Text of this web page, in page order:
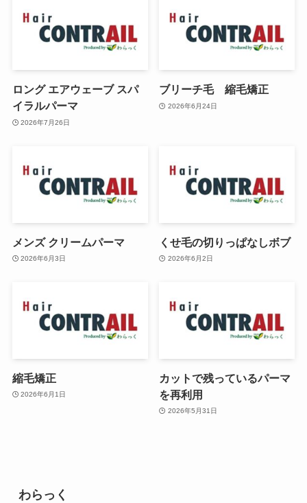
ロング エアウェーブ スパ
イラルパーマ
2026年7月26日
ブリーチ毛 縮毛矯正
2026年6月24日
メンズ クリームパーマ
2026年6月3日
くせ毛の切りっぱなしボブ
2026年6月2日
縮毛矯正
2026年6月1日
カットで残っているパーマ
を再利用
2026年5月31日
わらっく